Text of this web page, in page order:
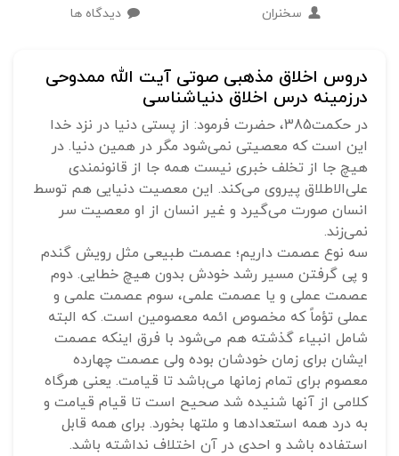
سخنران دیدگاه ها
دروس اخلاق مذهبی صوتی آیت الله ممدوحی
درزمینه درس اخلاق دنیاشناسی
در حکمت385، حضرت فرمود: از پستی دنیا در نزد خدا
این است که معصیتی نمی‌شود مگر در همین دنیا. در
هیچ جا از تخلف خبری نیست همه جا از قانونمندی
علی‌الاطلاق پیروی می‌کند. این معصیت دنیایی هم توسط
انسان صورت می‌گیرد و غیر انسان از او معصیت سر
نمی‌زند.
سه نوع عصمت داریم؛ عصمت طبیعی مثل رویش گندم
و پی گرفتن مسیر رشد خودش بدون هیچ خطایی. دوم
عصمت عملی و یا عصمت علمی، سوم عصمت علمی و
عملی تؤماً که مخصوص ائمه معصومین است. که البته
شامل انبیاء گذشته هم می‌شود با فرق اینکه عصمت
ایشان برای زمان خودشان بوده ولی عصمت چهارده
معصوم برای تمام زمانها می‌باشد تا قیامت. یعنی هرگاه
کلامی از آنها شنیده شد صحیح است تا قیام قیامت و
به درد همه استعدادها و ملتها بخورد. برای همه قابل
استفاده باشد و احدی در آن اختلاف نداشته باشد.